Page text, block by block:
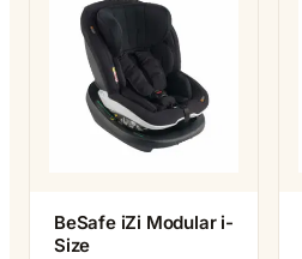
BeSafe iZi Modular i-
Size